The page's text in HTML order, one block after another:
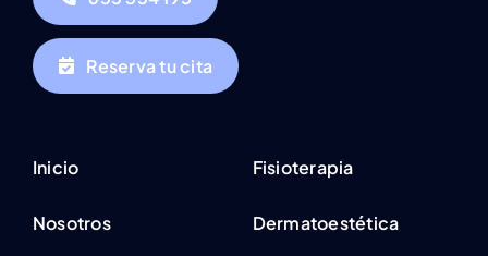
Reserva tu cita
Inicio
Nosotros
Fisioterapia
Dermatoestética